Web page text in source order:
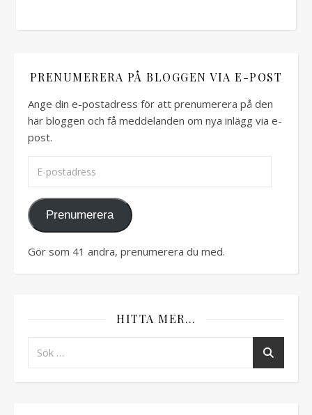
PRENUMERERA PÅ BLOGGEN VIA E-POST
Ange din e-postadress för att prenumerera på den
här bloggen och få meddelanden om nya inlägg via e-
post.
Prenumerera
Gör som 41 andra, prenumerera du med.
HITTA MER…